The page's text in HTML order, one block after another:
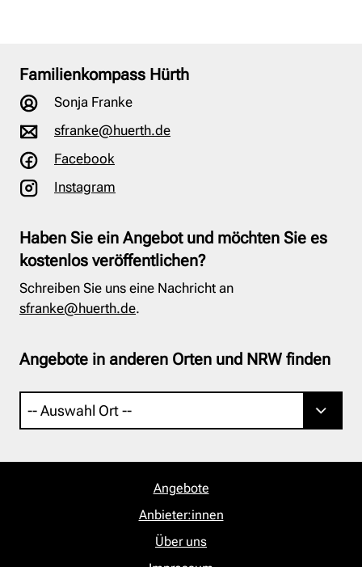
Familienkompass Hürth
Sonja Franke
sfranke@huerth.de
Facebook
Instagram
Haben Sie ein Angebot und möchten Sie es
kostenlos veröffentlichen?
Schreiben Sie uns eine Nachricht an
sfranke@huerth.de.
Angebote in anderen Orten und NRW finden
Angebote
Anbieter:innen
Über uns